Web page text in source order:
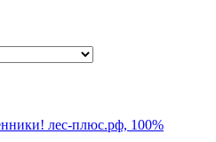
лес-плюс.рф, 100%